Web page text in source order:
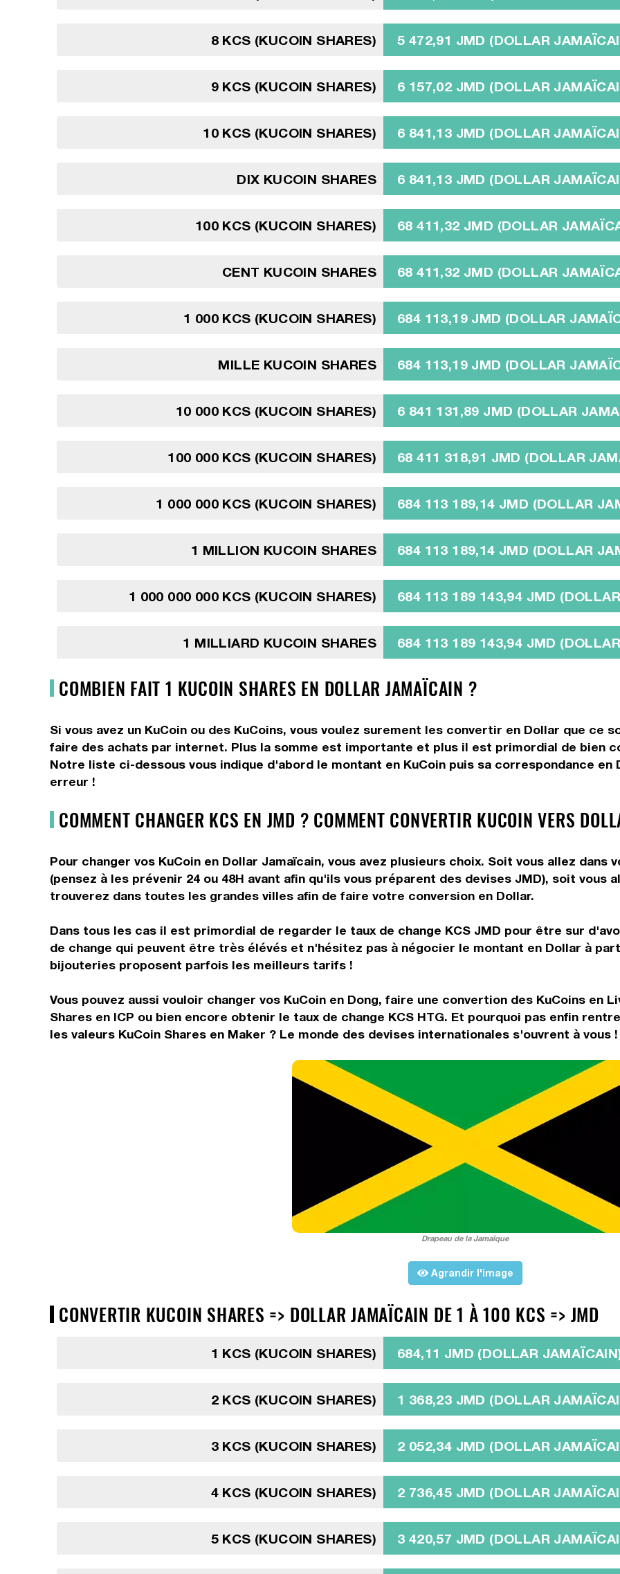
8 KCS (KUCOIN SHARES) 5 472,91 JMD (DOLLAR
9 KCS (KUCOIN SHARES) 6 157,02 JMD (DOLLAR
10 KCS (KUCOIN SHARES) 6 841,13 JMD (DOLLAR
DIX KUCOIN SHARES 6 841,13 JMD (DOLLAR
100 KCS (KUCOIN SHARES) 68 411,32 JMD (DOLLAR
CENT KUCOIN SHARES 68 411,32 JMD (DOLLAR
1 000 KCS (KUCOIN SHARES) 684 113,19 JMD (DOLLAR
MILLE KUCOIN SHARES 684 113,19 JMD (DOLLAR
10 000 KCS (KUCOIN SHARES) 6 841 131,89 JMD (DOLLAR
100 000 KCS (KUCOIN SHARES) 68 411 318,91 JMD (DOLLAR
1 000 000 KCS (KUCOIN SHARES) 684 113 189,14 JMD (DOLLAR
1 MILLION KUCOIN SHARES 684 113 189,14 JMD (DOLLAR
1 000 000 000 KCS (KUCOIN SHARES) 684 113 189 143,94 JMD
1 MILLIARD KUCOIN SHARES 684 113 189 143,94 JMD
COMBIEN FAIT 1 KUCOIN SHARES EN DOLLAR JAMAÏCAIN ?
Si vous avez un KuCoin ou des KuCoins, vous voulez surement les convertir en Dollar que ce
faire des achats par internet. Plus la somme est importante et plus il est primordial de bien
Notre liste ci-dessous vous indique d'abord le montant en KuCoin puis sa correspondance en
erreur !
COMMENT CHANGER KCS EN JMD ? COMMENT CONVERTIR KUCOIN VERS
Pour changer vos KuCoin en Dollar Jamaïcain, vous avez plusieurs choix. Soit vous allez dans
(pensez à les prévenir 24 ou 48H avant afin qu'ils vous préparent des devises JMD), soit vous
trouverez dans toutes les grandes villes afin de faire votre conversion en Dollar.
Dans tous les cas il est primordial de regarder le taux de change KCS JMD pour être sur
de change qui peuvent être très élévés et n'hésitez pas à négocier le montant en Dollar à
bijouteries proposent parfois les meilleurs tarifs !
Vous pouvez aussi vouloir changer vos KuCoin en Dong, faire une convertion des KuCoins en
Shares en ICP ou bien encore obtenir le taux de change KCS HTG. Et pourquoi pas enfin
les valeurs KuCoin Shares en Maker ? Le monde des devises internationales s'ouvrent à vous !
Drapeau de la Jamaïque
Agrandir l'image
CONVERTIR KUCOIN SHARES => DOLLAR JAMAÏCAIN DE 1 À 100 KCS => JMD
1 KCS (KUCOIN SHARES) 684,11 JMD (DOLLAR
2 KCS (KUCOIN SHARES) 1 368,23 JMD (DOLLAR
3 KCS (KUCOIN SHARES) 2 052,34 JMD (DOLLAR
4 KCS (KUCOIN SHARES) 2 736,45 JMD (DOLLAR
5 KCS (KUCOIN SHARES) 3 420,57 JMD (DOLLAR